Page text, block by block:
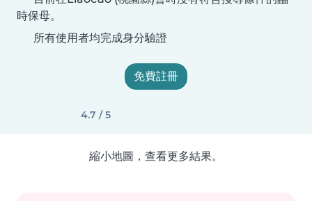
時保母。
所有使用者均完成身分驗證
免費註冊
4.7 / 5
縮小地圖，查看更多結果。